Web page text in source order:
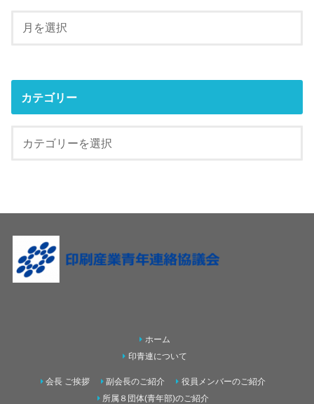
カテゴリー
ホーム
印青連について
会長 ご挨拶 副会長のご紹介
役員メンバーのご紹介
所属８団体(青年部)のご紹介